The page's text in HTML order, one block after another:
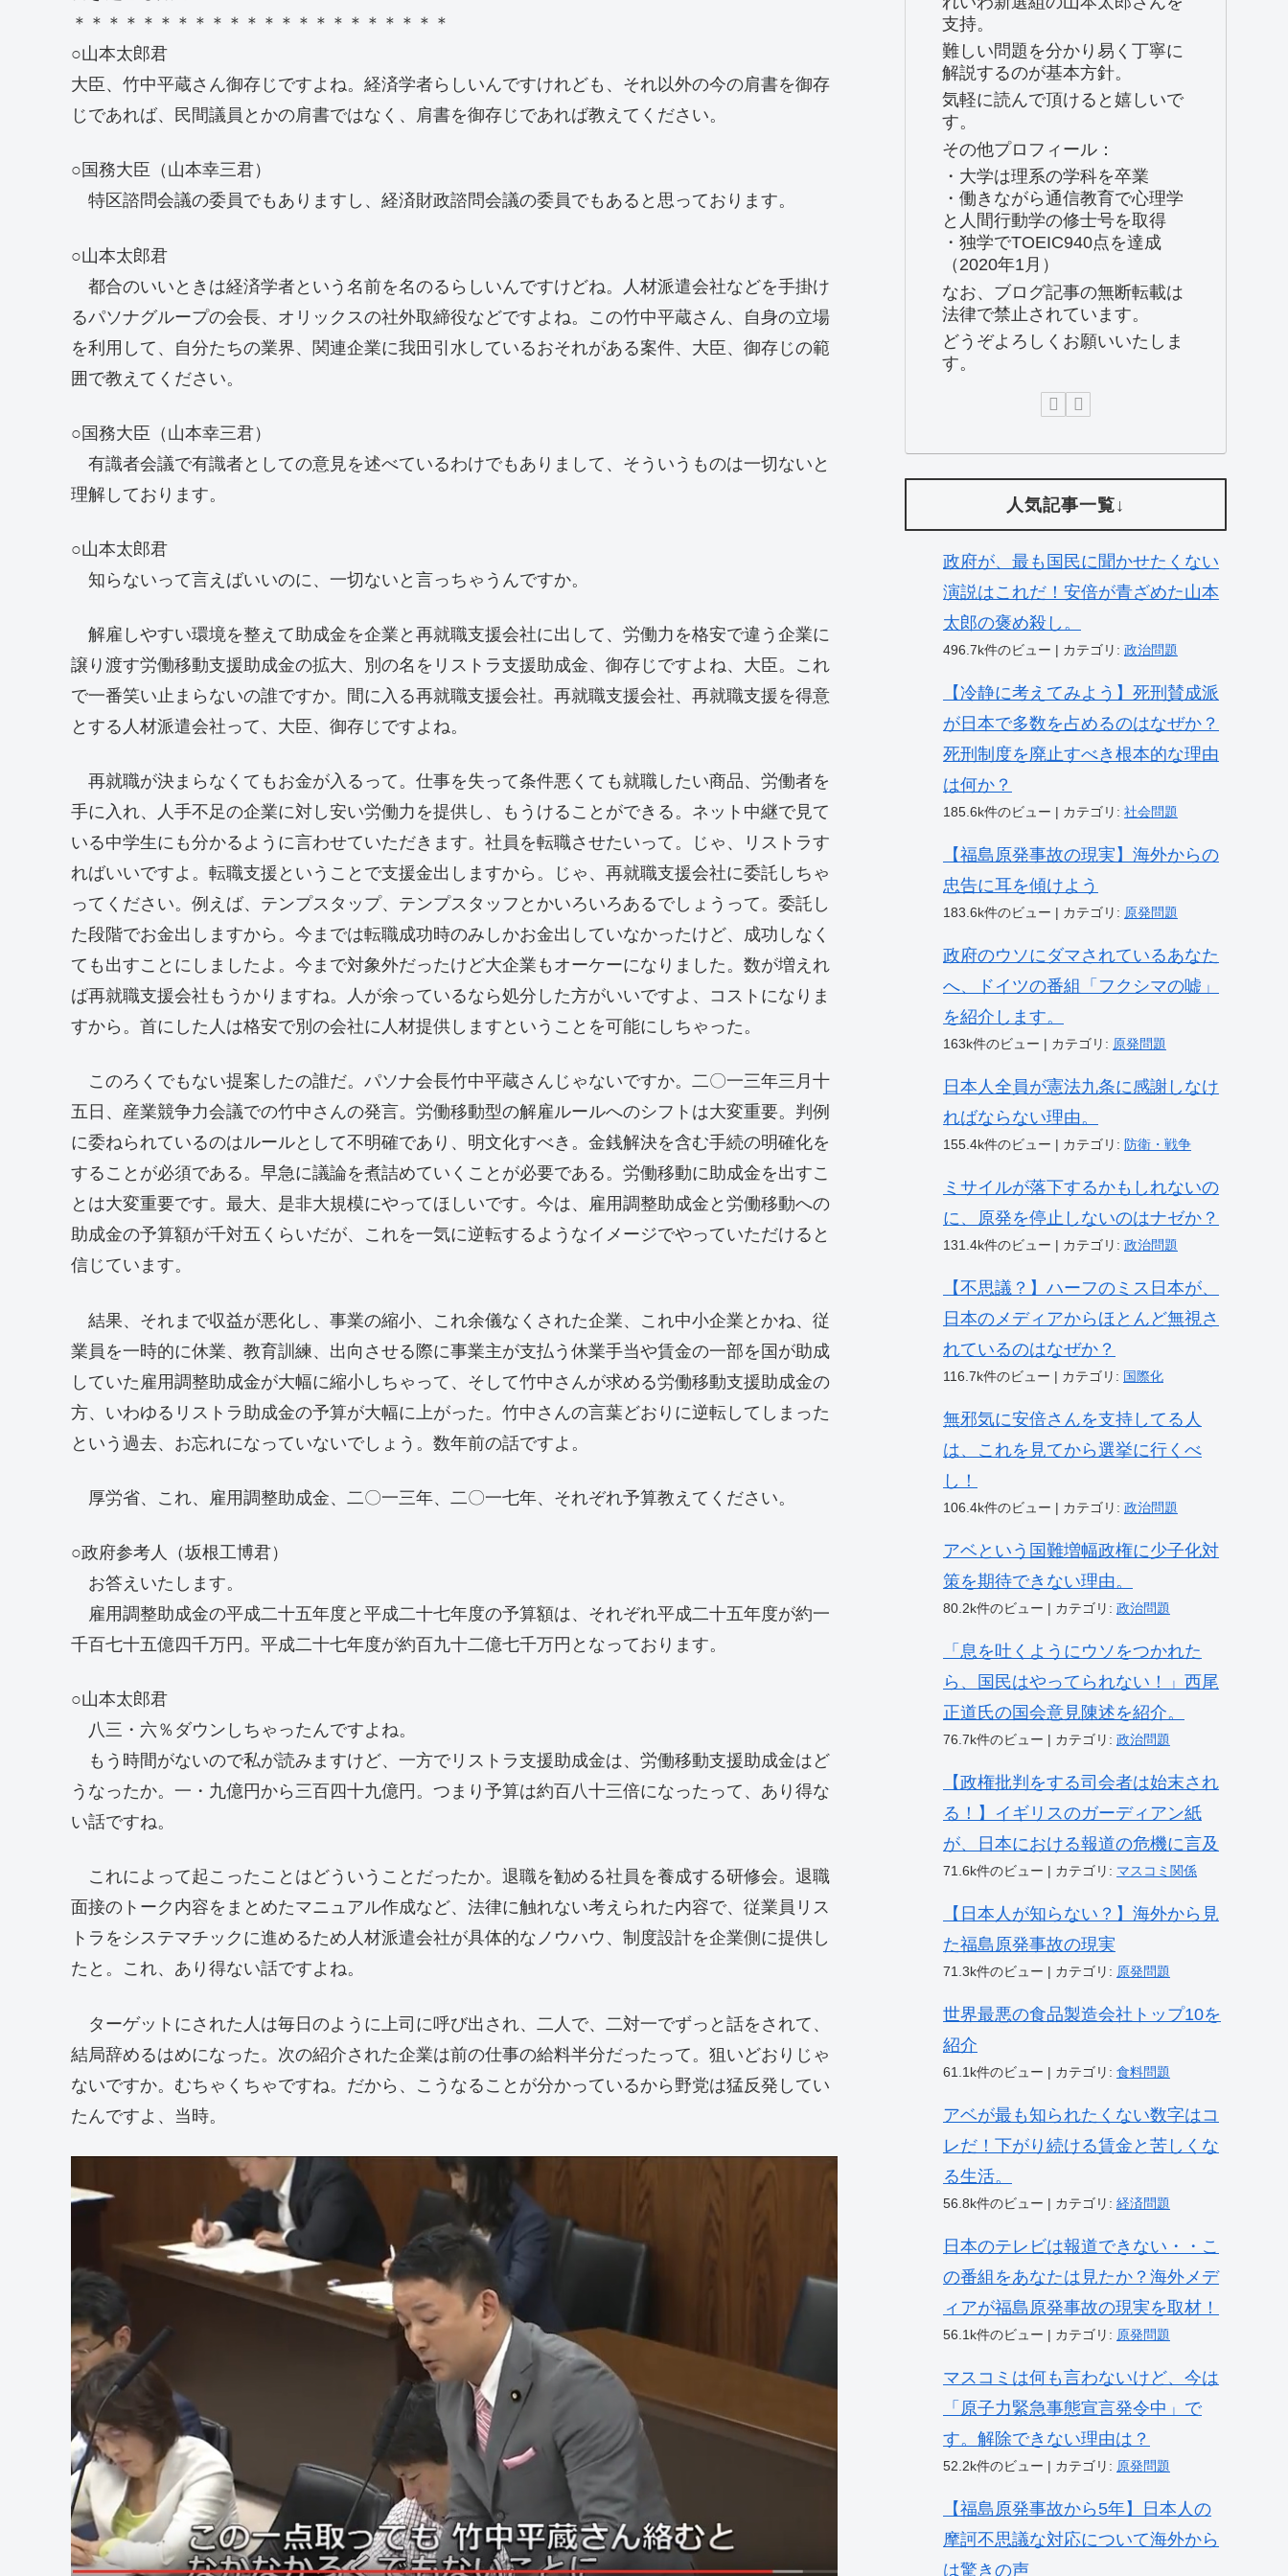
＊＊＊＊＊＊＊＊＊＊＊＊＊＊＊＊＊＊＊＊＊＊
○山本太郎君
大臣、竹中平蔵さん御存じですよね。経済学者らしいんですけれども、それ以外の今の肩書を御存
じであれば、民間議員とかの肩書ではなく、肩書を御存じであれば教えてください。
○国務大臣（山本幸三君）
特区諮問会議の委員でもありますし、経済財政諮問会議の委員でもあると思っております。
○山本太郎君
都合のいいときは経済学者という名前を名のるらしいんですけどね。人材派遣会社などを手掛け
るパソナグループの会長、オリックスの社外取締役などですよね。この竹中平蔵さん、自身の立場
を利用して、自分たちの業界、関連企業に我田引水しているおそれがある案件、大臣、御存じの範
囲で教えてください。
○国務大臣（山本幸三君）
有識者会議で有識者としての意見を述べているわけでもありまして、そういうものは一切ないと
理解しております。
○山本太郎君
知らないって言えばいいのに、一切ないと言っちゃうんですか。
解雇しやすい環境を整えて助成金を企業と再就職支援会社に出して、労働力を格安で違う企業に
譲り渡す労働移動支援助成金の拡大、別の名をリストラ支援助成金、御存じですよね、大臣。これ
で一番笑い止まらないの誰ですか。間に入る再就職支援会社。再就職支援会社、再就職支援を得意
とする人材派遣会社って、大臣、御存じですよね。
再就職が決まらなくてもお金が入るって。仕事を失って条件悪くても就職したい商品、労働者を
手に入れ、人手不足の企業に対し安い労働力を提供し、もうけることができる。ネット中継で見て
いる中学生にも分かるように言わせていただきます。社員を転職させたいって。じゃ、リストラす
ればいいですよ。転職支援ということで支援金出しますから。じゃ、再就職支援会社に委託しちゃ
ってください。例えば、テンプスタップ、テンプスタッフとかいろいろあるでしょうって。委託し
た段階でお金出しますから。今までは転職成功時のみしかお金出していなかったけど、成功しなく
ても出すことにしましたよ。今まで対象外だったけど大企業もオーケーになりました。数が増えれ
ば再就職支援会社もうかりますね。人が余っているなら処分した方がいいですよ、コストになりま
すから。首にした人は格安で別の会社に人材提供しますということを可能にしちゃった。
このろくでもない提案したの誰だ。パソナ会長竹中平蔵さんじゃないですか。二〇一三年三月十
五日、産業競争力会議での竹中さんの発言。労働移動型の解雇ルールへのシフトは大変重要。判例
に委ねられているのはルールとして不明確であり、明文化すべき。金銭解決を含む手続の明確化を
することが必須である。早急に議論を煮詰めていくことが必要である。労働移動に助成金を出すこ
とは大変重要です。最大、是非大規模にやってほしいです。今は、雇用調整助成金と労働移動への
助成金の予算額が千対五くらいだが、これを一気に逆転するようなイメージでやっていただけると
信じています。
結果、それまで収益が悪化し、事業の縮小、これ余儀なくされた企業、これ中小企業とかね、従
業員を一時的に休業、教育訓練、出向させる際に事業主が支払う休業手当や賃金の一部を国が助成
していた雇用調整助成金が大幅に縮小しちゃって、そして竹中さんが求める労働移動支援助成金の
方、いわゆるリストラ助成金の予算が大幅に上がった。竹中さんの言葉どおりに逆転してしまった
という過去、お忘れになっていないでしょう。数年前の話ですよ。
厚労省、これ、雇用調整助成金、二〇一三年、二〇一七年、それぞれ予算教えてください。
○政府参考人（坂根工博君）
お答えいたします。
雇用調整助成金の平成二十五年度と平成二十七年度の予算額は、それぞれ平成二十五年度が約一
千百七十五億四千万円。平成二十七年度が約百九十二億七千万円となっております。
○山本太郎君
八三・六％ダウンしちゃったんですよね。
もう時間がないので私が読みますけど、一方でリストラ支援助成金は、労働移動支援助成金はど
うなったか。一・九億円から三百四十九億円。つまり予算は約百八十三倍になったって、あり得な
い話ですね。
これによって起こったことはどういうことだったか。退職を勧める社員を養成する研修会。退職
面接のトーク内容をまとめたマニュアル作成など、法律に触れない考えられた内容で、従業員リス
トラをシステマチックに進めるため人材派遣会社が具体的なノウハウ、制度設計を企業側に提供し
たと。これ、あり得ない話ですよね。
ターゲットにされた人は毎日のように上司に呼び出され、二人で、二対一でずっと話をされて、
結局辞めるはめになった。次の紹介された企業は前の仕事の給料半分だったって。狙いどおりじゃ
ないですか。むちゃくちゃですね。だから、こうなることが分かっているから野党は猛反発してい
たんですよ、当時。
支持。
難しい問題を分かり易く丁寧に
解説するのが基本方針。
気軽に読んで頂けると嬉しいで
す。
その他プロフィール：
・大学は理系の学科を卒業
・働きながら通信教育で心理学
と人間行動学の修士号を取得
・独学でTOEIC940点を達成
（2020年1月）
なお、ブログ記事の無断転載は
法律で禁止されています。
どうぞよろしくお願いいたしま
す。
人気記事一覧↓
政府が、最も国民に聞かせたくない
演説はこれだ！安倍が青ざめた山本
太郎の褒め殺し。
496.7k件のビュー | カテゴリ: 政治問題
【冷静に考えてみよう】死刑賛成派
が日本で多数を占めるのはなぜか？
死刑制度を廃止すべき根本的な理由
は何か？
185.6k件のビュー | カテゴリ: 社会問題
【福島原発事故の現実】海外からの
忠告に耳を傾けよう
183.6k件のビュー | カテゴリ: 原発問題
政府のウソにダマされているあなた
へ、ドイツの番組「フクシマの嘘」
を紹介します。
163k件のビュー | カテゴリ: 原発問題
日本人全員が憲法九条に感謝しなけ
ればならない理由。
155.4k件のビュー | カテゴリ: 防衛・戦争
ミサイルが落下するかもしれないの
に、原発を停止しないのはナゼか？
131.4k件のビュー | カテゴリ: 政治問題
【不思議？】ハーフのミス日本が、
日本のメディアからほとんど無視さ
れているのはなぜか？
116.7k件のビュー | カテゴリ: 国際化
無邪気に安倍さんを支持してる人
は、これを見てから選挙に行くべ
し！
106.4k件のビュー | カテゴリ: 政治問題
アベという国難増幅政権に少子化対
策を期待できない理由。
80.2k件のビュー | カテゴリ: 政治問題
「息を吐くようにウソをつかれた
ら、国民はやってられない！」西尾
正道氏の国会意見陳述を紹介。
76.7k件のビュー | カテゴリ: 政治問題
【政権批判をする司会者は始末され
る！】イギリスのガーディアン紙
が、日本における報道の危機に言及
71.6k件のビュー | カテゴリ: マスコミ関係
【日本人が知らない？】海外から見
た福島原発事故の現実
71.3k件のビュー | カテゴリ: 原発問題
世界最悪の食品製造会社トップ10を
紹介
61.1k件のビュー | カテゴリ: 食料問題
アベが最も知られたくない数字はコ
レだ！下がり続ける賃金と苦しくな
る生活。
56.8k件のビュー | カテゴリ: 経済問題
日本のテレビは報道できない・・こ
の番組をあなたは見たか？海外メデ
ィアが福島原発事故の現実を取材！
56.1k件のビュー | カテゴリ: 原発問題
マスコミは何も言わないけど、今は
「原子力緊急事態宣言発令中」で
す。解除できない理由は？
52.2k件のビュー | カテゴリ: 原発問題
【福島原発事故から5年】日本人の
摩訶不思議な対応について海外から
は驚きの声